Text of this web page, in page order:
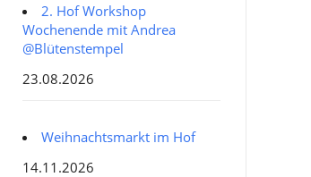
2. Hof Workshop
Wochenende mit Andrea
@Blütenstempel
23.08.2026
Weihnachtsmarkt im Hof
14.11.2026